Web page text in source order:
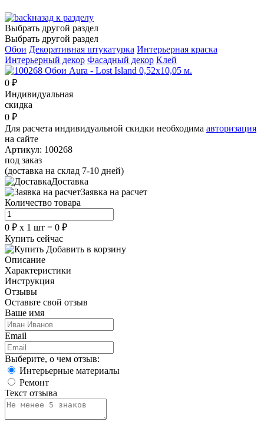
назад к разделу
Выбрать другой раздел
Выбрать другой раздел
Обои Декоративная штукатурка Интерьерная краска
Интерьерный декор Фасадный декор Клей
0 ₽
Индивидуальная
скидка
0 ₽
Для расчета индивидуальной скидки необходима авторизация
на сайте
Артикул: 100268
под заказ
(доставка на склад 7-10 дней)
Доставка
Заявка на расчет
Количество товара
0 ₽ х 1 шт = 0 ₽
Купить сейчас
Добавить в корзину
Описание
Характеристики
Инструкция
Отзывы
Оставьте свой отзыв
Ваше имя
Email
Выберите, о чем отзыв:
Интерьерные материалы
Ремонт
Текст отзыва